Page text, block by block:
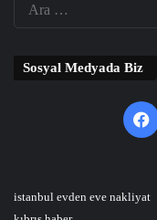
Sosyal Medyada Biz
istanbul evden eve nakliyat